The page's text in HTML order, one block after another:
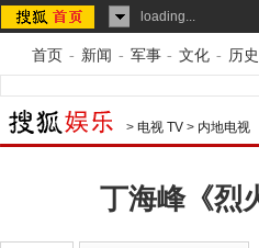
loading...
首页 - 新闻 - 军事 - 文化 - 历史
> 电视 TV > 内地电视
丁海峰《烈